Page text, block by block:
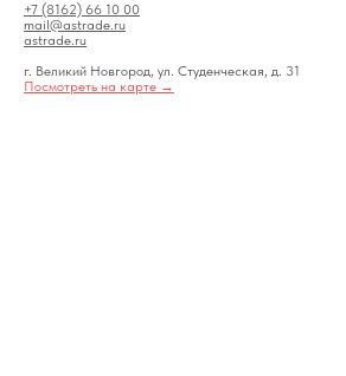
+7 (8162) 66 10 00
mail@astrade.ru
astrade.ru
г. Великий Новгород, ул. Студенческая, д. 31
Посмотреть на карте →